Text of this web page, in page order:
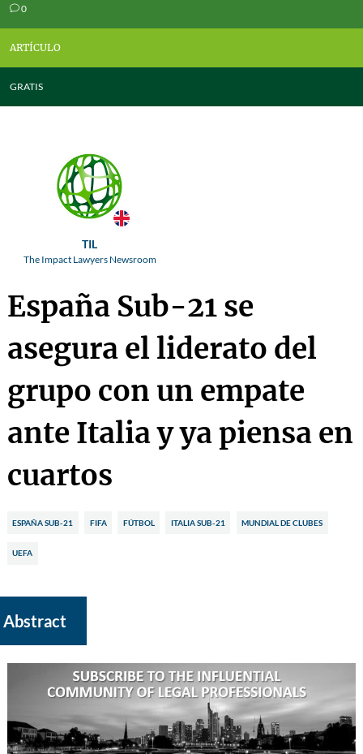
v0
ARTÍCULO
GRATIS
TIL
The Impact Lawyers Newsroom
España Sub-21 se
asegura el liderato del
grupo con un empate
ante Italia y ya piensa en
cuartos
ESPAÑA SUB-21 FIFA FÚTBOL ITALIA SUB-21 MUNDIAL DE CLUBES
UEFA
Abstract